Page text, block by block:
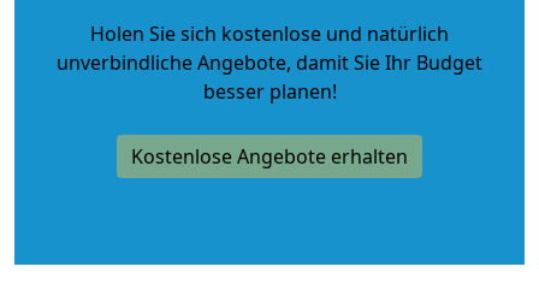
Holen Sie sich kostenlose und natürlich
unverbindliche Angebote, damit Sie Ihr Budget
besser planen!
Kostenlose Angebote erhalten